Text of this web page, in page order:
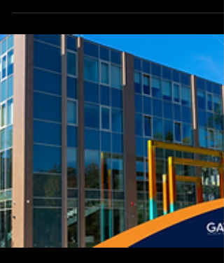
Киселова: Само обединети можеме да
градиме просперитетна држава
Во старопрестолниот бугарски град
Велико Трново денеска започнаа
свеченостите по повод одбележувањето
на 117-годишнината од историскиот...